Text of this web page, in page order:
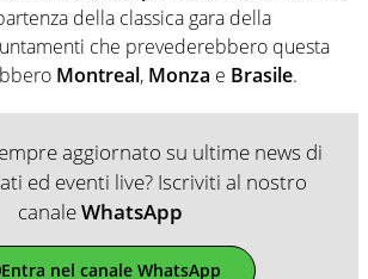
della classica gara della
che prevederebbero questa
Montreal, Monza e Brasile.
aggiornato su ultime news di
ed eventi live? Iscriviti al nostro
canaleWhatsApp
Entra nel canale WhatsApp